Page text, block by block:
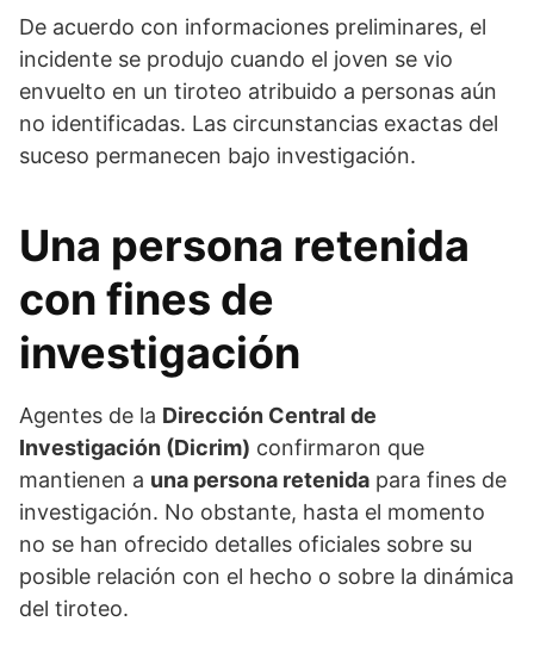
De acuerdo con informaciones preliminares, el
incidente se produjo cuando el joven se vio
envuelto en un tiroteo atribuido a personas aún
no identificadas. Las circunstancias exactas del
suceso permanecen bajo investigación.
Una persona retenida
con fines de
investigación
Agentes de la Dirección Central de
Investigación (Dicrim) confirmaron que
mantienen a una persona retenida para fines de
investigación. No obstante, hasta el momento
no se han ofrecido detalles oficiales sobre su
posible relación con el hecho o sobre la dinámica
del tiroteo.